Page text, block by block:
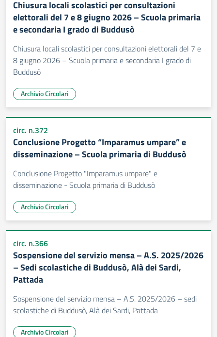
Chiusura locali scolastici per consultazioni
elettorali del 7 e 8 giugno 2026 – Scuola primaria
e secondaria I grado di Buddusò
Chiusura locali scolastici per consultazioni elettorali del 7 e
8 giugno 2026 – Scuola primaria e secondaria I grado di
Buddusò
Archivio Circolari
circ. n.372
Conclusione Progetto “Imparamus umpare” e
disseminazione – Scuola primaria di Buddusò
Conclusione Progetto "Imparamus umpare" e
disseminazione - Scuola primaria di Buddusò
Archivio Circolari
circ. n.366
Sospensione del servizio mensa – A.S. 2025/2026
– Sedi scolastiche di Buddusò, Alà dei Sardi,
Pattada
Sospensione del servizio mensa – A.S. 2025/2026 – sedi
scolastiche di Buddusò, Alà dei Sardi, Pattada
Archivio Circolari